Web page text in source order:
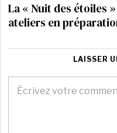
La « Nuit des étoiles
ateliers en
LAISSER